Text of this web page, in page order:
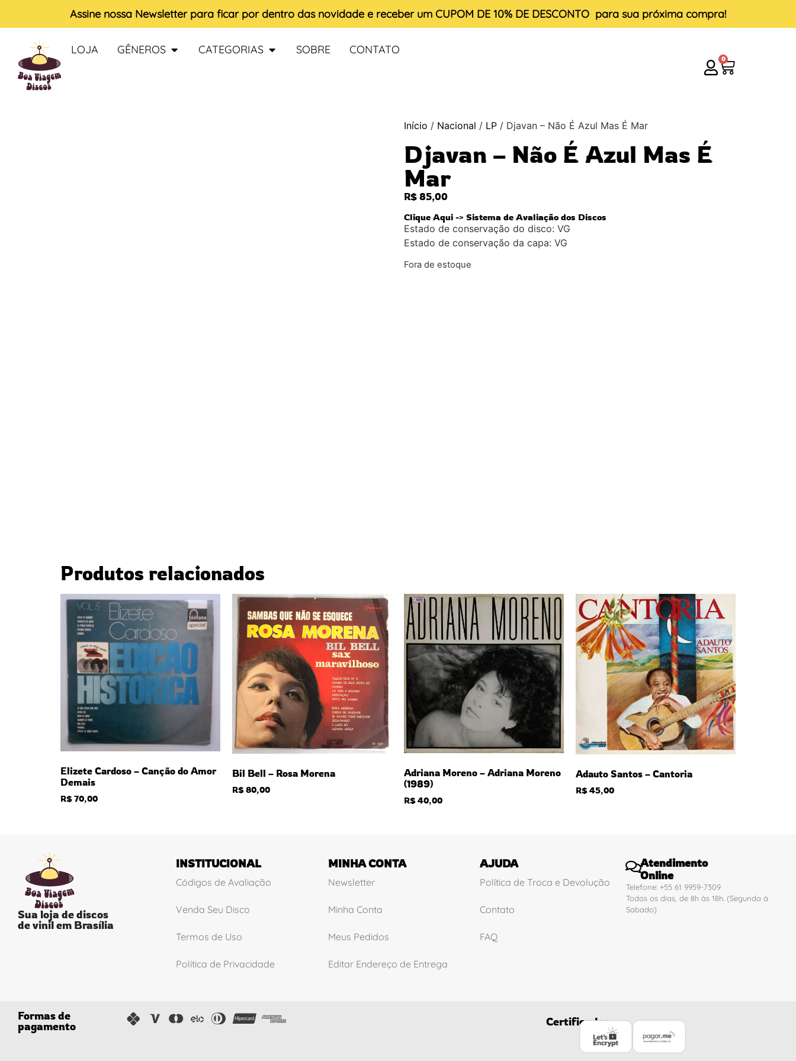
Assine nossa Newsletter para ficar por dentro das novidade e receber um CUPOM DE 10% DE DESCONTO para sua próxima compra!
LOJA GÊNEROS CATEGORIAS SOBRE CONTATO
0
Início / Nacional / LP / Djavan – Não É Azul Mas É Mar
Djavan – Não É Azul Mas É
Mar
R$ 85,00
Clique Aqui -> Sistema de Avaliação dos Discos
Estado de conservação do disco: VG
Estado de conservação da capa: VG
Fora de estoque
Produtos relacionados
Elizete Cardoso – Canção do Amor
Demais
R$70,00
Bil Bell – Rosa Morena
R$80,00
Adriana Moreno – Adriana Moreno
(1989)
R$40,00
Adauto Santos – Cantoria
R$45,00
Sua loja de discos
de vinil em Brasília
INSTITUCIONAL
Códigos de Avaliação
Venda Seu Disco
Termos de Uso
Política de Privacidade
MINHA CONTA
Newsletter
Minha Conta
Meus Pedidos
Editar Endereço de Entrega
AJUDA
Política de Troca e Devolução
Contato
FAQ
Atendimento
Online
Telefone: +55 61 9959-7309
Todos os dias, de 8h às 18h. (Segunda à
Sabado)
Formas de
pagamento
Certificados